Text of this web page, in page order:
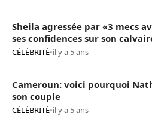
Sheila agressée par «3 mecs
ses confidences sur son
CÉLÉBRITÉ•il y a 5 ans
Cameroun: voici pourquoi
son couple
CÉLÉBRITÉ•il y a 5 ans